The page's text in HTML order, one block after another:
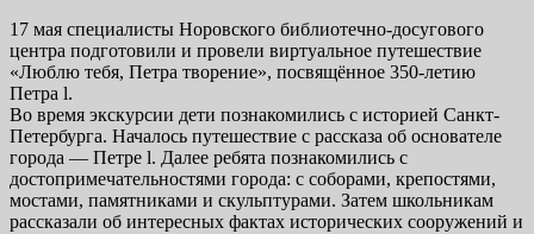
17 мая специалисты Норовского библиотечно-досугового
центра подготовили и провели виртуальное путешествие
«Люблю тебя, Петра творение», посвящённое 350-летию
Петра l.
Во время экскурсии дети познакомились с историей Санкт-
Петербурга. Началось путешествие с рассказа об основателе
города — Петре l. Далее ребята познакомились с
достопримечательностями города: с соборами, крепостями,
мостами, памятниками и скульптурами. Затем школьникам
рассказали об интересных фактах исторических сооружений и